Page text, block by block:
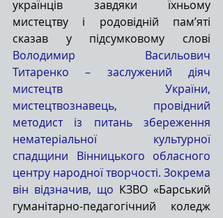
українців завдяки їхньому
мистецтву і родовідній пам’яті
Володимир Васильович
Титаренко – заслужений діяч
мистецтв України,
мистецтвознавець, провідний
методист із питань збереження
нематеріальної культурної
спадщини Вінницького обласного
центру народної творчості. Зокрема
він відзначив, що КЗВО «Барський
гуманітарно-педагогічний коледж